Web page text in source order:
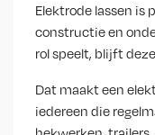
Elektrode lassen is
constructie en
rol speelt, blijft
Dat maakt een
iedereen die